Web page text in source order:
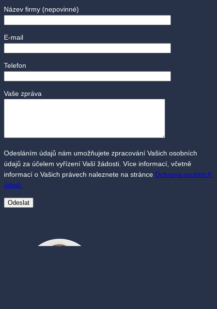
Název firmy (nepovinné)
E-mail
Telefon
Vaše zpráva
Odesláním údajů nám umožňujete zpracování Vašich osobních
údajů za účelem vyřízení Vaší žádosti. Více informací, včetně
informací o Vašich právech naleznete na stránce Ochrana osobních
údajů.